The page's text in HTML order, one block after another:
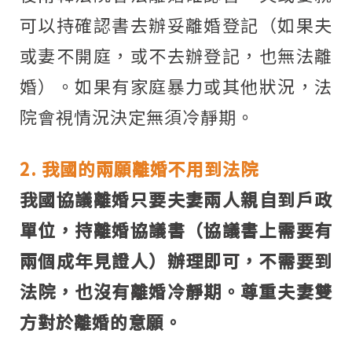
可以持確認書去辦妥離婚登記（如果夫
或妻不開庭，或不去辦登記，也無法離
婚）。如果有家庭暴力或其他狀況，法
院會視情況決定無須冷靜期。
2. 我國的兩願離婚不用到法院
我國協議離婚只要夫妻兩人親自到戶政
單位，持離婚協議書（協議書上需要有
兩個成年見證人）辦理即可，不需要到
法院，也沒有離婚冷靜期。尊重夫妻雙
方對於離婚的意願。